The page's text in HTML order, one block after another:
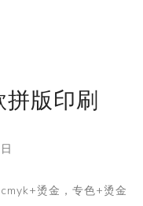
版印刷
烫金，专色+烫金